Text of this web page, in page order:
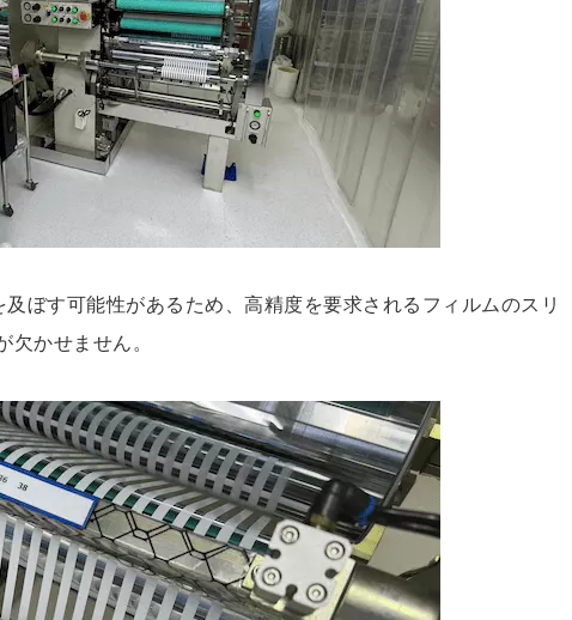
ぼす可能性があるため、高精度を要求されるフィルムのスリ
欠かせません。